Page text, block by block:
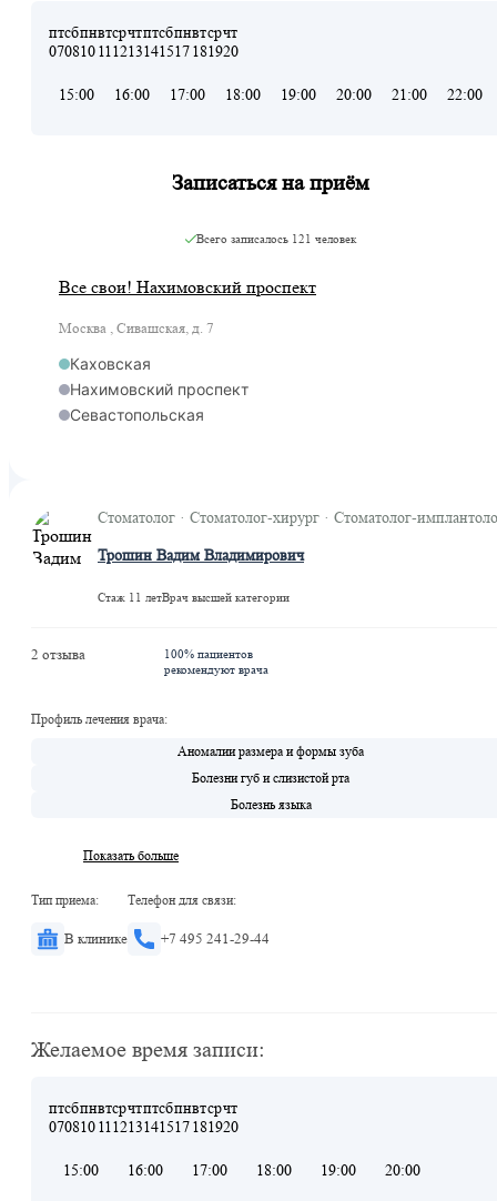
пт
07
сб
08
пн
10
вт
11
ср
12
чт
13
пт
14
сб
15
пн
17
вт
18
ср
19
чт
20
15:00 16:00 17:00 18:00 19:00 20:00 21:00 22:00
Записаться на приём
Всего записалось 121 человек
Все свои! Нахимовский проспект
Москва , Сивашская, д. 7
Каховская
Нахимовский проспект
Севастопольская
Стоматолог · Стоматолог-хирург · Стоматолог-
Трошин Вадим Владимирович
Стаж 11 летВрач высшей категории
2 отзыва
100% пациентов
рекомендуют врача
Профиль лечения врача:
Аномалии размера и формы зуба
Болезни губ и слизистой рта
Болезнь языка
Показать больше
Тип приема:
В клинике
Телефон для связи:
+7 495 241-29-44
Желаемое время записи:
пт
07
сб
08
пн
10
вт
11
ср
12
чт
13
пт
14
сб
15
пн
17
вт
18
ср
19
чт
20
15:00 16:00 17:00 18:00 19:00 20:00